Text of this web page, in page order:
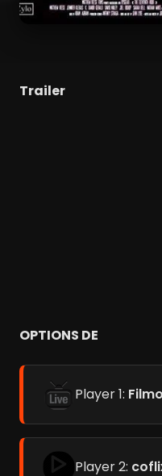
Trailer
OPTIONS DE
Player 1:
Player 2: